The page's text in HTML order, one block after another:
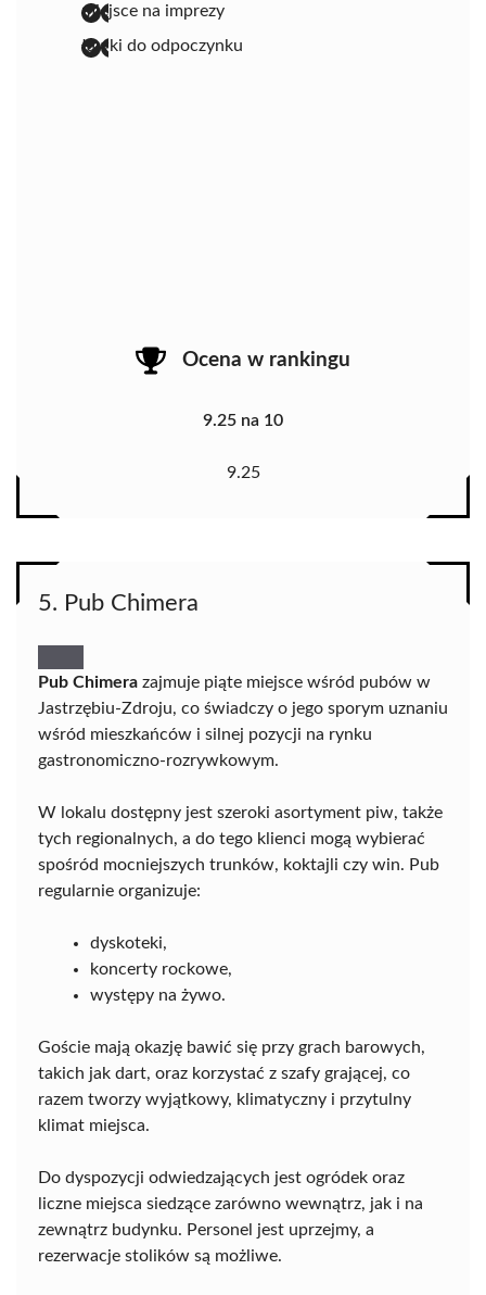
miejsce na imprezy
ławki do odpoczynku
Ocena w rankingu
9.25 na 10
9.25
5. Pub Chimera
Pub Chimera zajmuje piąte miejsce wśród pubów w
Jastrzębiu-Zdroju, co świadczy o jego sporym uznaniu
wśród mieszkańców i silnej pozycji na rynku
gastronomiczno-rozrywkowym.
W lokalu dostępny jest szeroki asortyment piw, także
tych regionalnych, a do tego klienci mogą wybierać
spośród mocniejszych trunków, koktajli czy win. Pub
regularnie organizuje:
dyskoteki,
koncerty rockowe,
występy na żywo.
Goście mają okazję bawić się przy grach barowych,
takich jak dart, oraz korzystać z szafy grającej, co
razem tworzy wyjątkowy, klimatyczny i przytulny
klimat miejsca.
Do dyspozycji odwiedzających jest ogródek oraz
liczne miejsca siedzące zarówno wewnątrz, jak i na
zewnątrz budynku. Personel jest uprzejmy, a
rezerwacje stolików są możliwe.